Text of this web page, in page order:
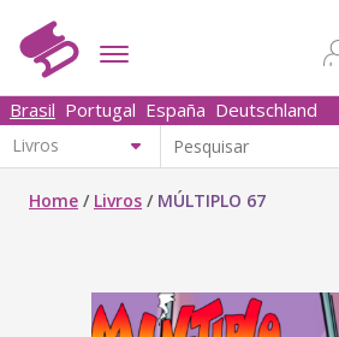
Brasil Portugal España Deutschland
Home / Livros / MÚLTIPLO 67